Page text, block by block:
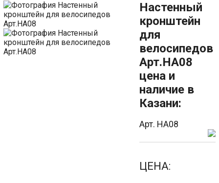
Настенный
кронштейн
для
велосипедов
Арт.HA08
цена и
наличие в
Казани:
Арт. HA08
ЦЕНА: